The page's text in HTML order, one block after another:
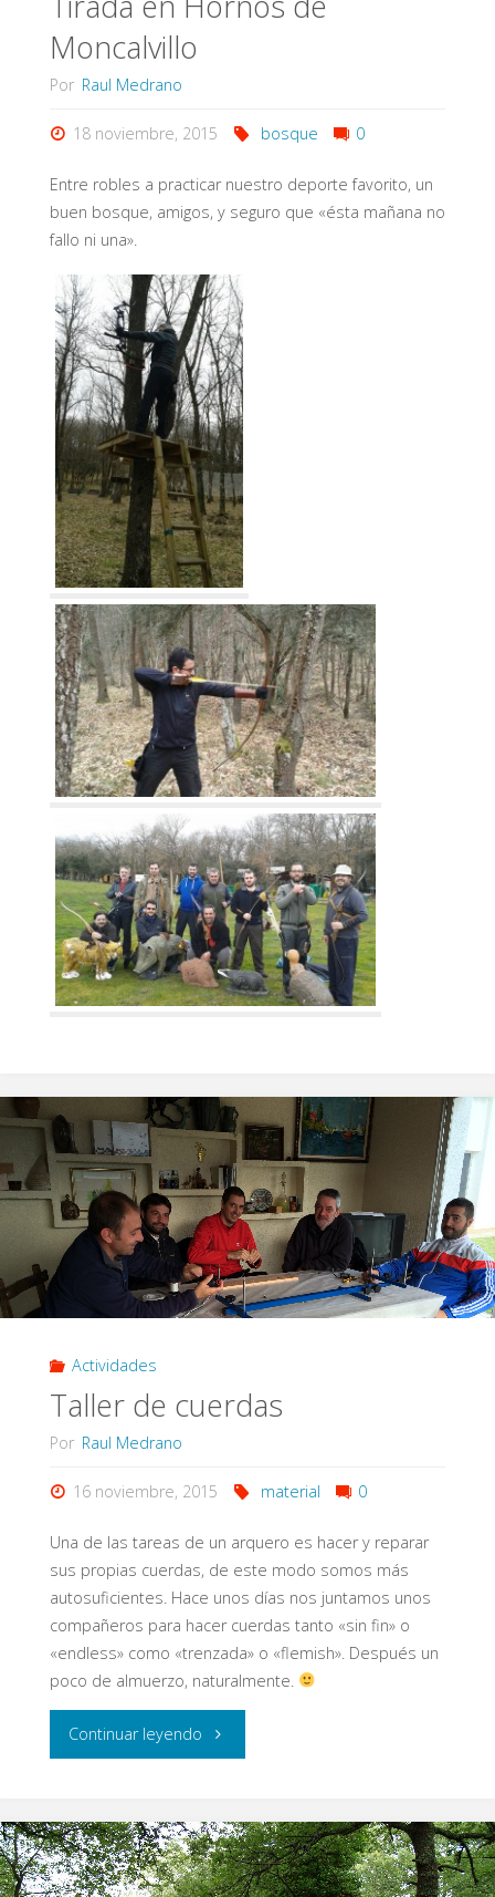
Moncalvillo
Por Raul Medrano
18 noviembre, 2015 bosque 0
Entre robles a practicar nuestro deporte favorito, un
buen bosque, amigos, y seguro que «ésta mañana no
fallo ni una».
Actividades
Taller de cuerdas
Por Raul Medrano
16 noviembre, 2015 material 0
Una de las tareas de un arquero es hacer y reparar
sus propias cuerdas, de este modo somos más
autosuficientes. Hace unos días nos juntamos unos
compañeros para hacer cuerdas tanto «sin fin» o
«endless» como «trenzada» o «flemish». Después un
poco de almuerzo, naturalmente.
Continuar leyendo "Taller
cuerdas"